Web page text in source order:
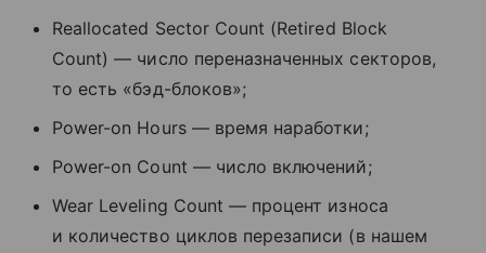
Reallocated Sector Count (Retired Block
Count) — число переназначенных секторов,
то есть «бэд-блоков»;
Power-on Hours — время наработки;
Power-on Count — число включений;
Wear Leveling Count — процент износа
и количество циклов перезаписи (в нашем